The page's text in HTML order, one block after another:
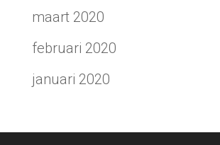
maart 2020
februari 2020
januari 2020